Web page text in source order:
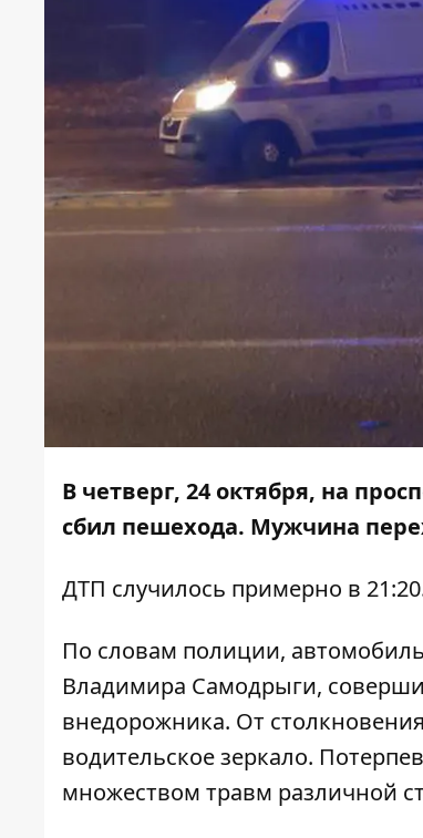
В четверг, 24 октября, на
сбил пешехода. Мужчина
ДТП случилось примерно в
По словам полиции,
Владимира Самодрыги,
внедорожника. От
водительское зеркало.
множеством травм различной